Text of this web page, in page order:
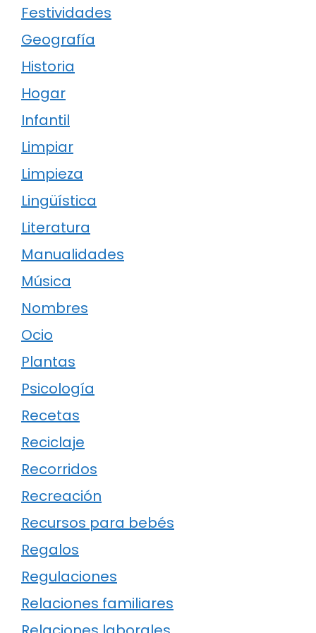
Festividades
Geografía
Historia
Hogar
Infantil
Limpiar
Limpieza
Lingüística
Literatura
Manualidades
Música
Nombres
Ocio
Plantas
Psicología
Recetas
Reciclaje
Recorridos
Recreación
Recursos para bebés
Regalos
Regulaciones
Relaciones familiares